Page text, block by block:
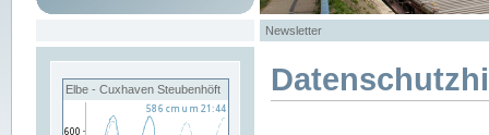
Newsletter
Elbe - Cuxhaven Steubenhöft